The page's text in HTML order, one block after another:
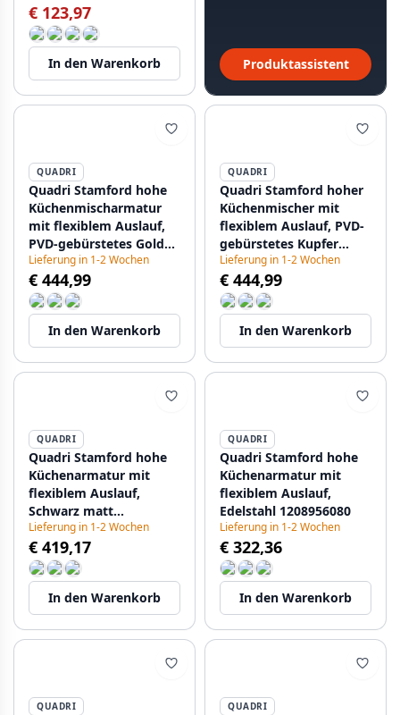
€ 123,97
In den Warenkorb Produktassistent
QUADRI
Quadri Stamford hohe
Küchenmischarmatur
mit flexiblem Auslauf,
PVD-gebürstetes Gold
1208956077
Lieferung in 1-2 Wochen
€ 444,99
In den Warenkorb
QUADRI
Quadri Stamford hoher
Küchenmischer mit
flexiblem Auslauf, PVD-
gebürstetes Kupfer
1208956078
Lieferung in 1-2 Wochen
€ 444,99
In den Warenkorb
QUADRI
Quadri Stamford hohe
Küchenarmatur mit
flexiblem Auslauf,
Schwarz matt
1208956079
Lieferung in 1-2 Wochen
€ 419,17
In den Warenkorb
QUADRI
Quadri Stamford hohe
Küchenarmatur mit
flexiblem Auslauf,
Edelstahl 1208956080
Lieferung in 1-2 Wochen
€ 322,36
In den Warenkorb
QUADRI QUADRI